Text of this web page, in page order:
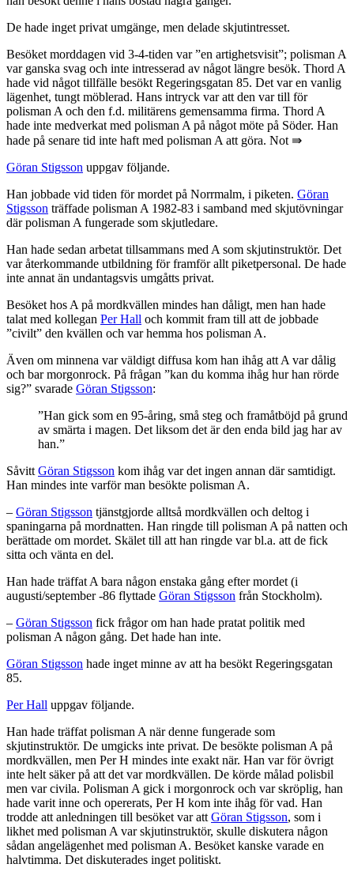
De hade inget privat umgänge, men delade skjutintresset.
Besöket morddagen vid 3-4-tiden var ”en artighetsvisit”; polisman A
var ganska svag och inte intresserad av något längre besök. Thord A
hade vid något tillfälle besökt Regeringsgatan 85. Det var en vanlig
lägenhet, tungt möblerad. Hans intryck var att den var till för
polisman A och den f.d. militärens gemensamma firma. Thord A
hade inte medverkat med polisman A på något möte på Söder. Han
hade på senare tid inte haft med polisman A att göra. Not ⇛
Göran Stigsson uppgav följande.
Han jobbade vid tiden för mordet på Norrmalm, i piketen. Göran
Stigsson träffade polisman A 1982-83 i samband med skjutövningar
där polisman A fungerade som skjutledare.
Han hade sedan arbetat tillsammans med A som skjutinstruktör. Det
var återkommande utbildning för framför allt piketpersonal. De hade
inte annat än undantagsvis umgåtts privat.
Besöket hos A på mordkvällen mindes han dåligt, men han hade
talat med kollegan Per Hall och kommit fram till att de jobbade
”civilt” den kvällen och var hemma hos polisman A.
Även om minnena var väldigt diffusa kom han ihåg att A var dålig
och bar morgonrock. På frågan ”kan du komma ihåg hur han rörde
sig?” svarade Göran Stigsson:
”Han gick som en 95-åring, små steg och framåtböjd på grund
av smärta i magen. Det liksom det är den enda bild jag har av
han.”
Såvitt Göran Stigsson kom ihåg var det ingen annan där samtidigt.
Han mindes inte varför man besökte polisman A.
– Göran Stigsson tjänstgjorde alltså mordkvällen och deltog i
spaningarna på mordnatten. Han ringde till polisman A på natten och
berättade om mordet. Skälet till att han ringde var bl.a. att de fick
sitta och vänta en del.
Han hade träffat A bara någon enstaka gång efter mordet (i
augusti/september -86 flyttade Göran Stigsson från Stockholm).
– Göran Stigsson fick frågor om han hade pratat politik med
polisman A någon gång. Det hade han inte.
Göran Stigsson hade inget minne av att ha besökt Regeringsgatan
85.
Per Hall uppgav följande.
Han hade träffat polisman A när denne fungerade som
skjutinstruktör. De umgicks inte privat. De besökte polisman A på
mordkvällen, men Per H mindes inte exakt när. Han var för övrigt
inte helt säker på att det var mordkvällen. De körde målad polisbil
men var civila. Polisman A gick i morgonrock och var skröplig, han
hade varit inne och opererats, Per H kom inte ihåg för vad. Han
trodde att anledningen till besöket var att Göran Stigsson, som i
likhet med polisman A var skjutinstruktör, skulle diskutera någon
sådan angelägenhet med polisman A. Besöket kanske varade en
halvtimma. Det diskuterades inget politiskt.